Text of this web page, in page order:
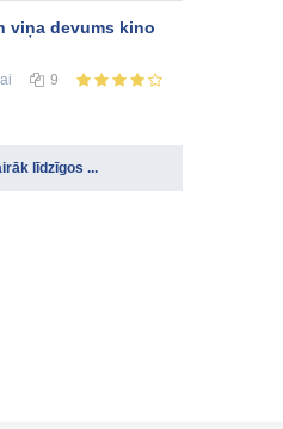
viņa devums kino
9
līdzīgos ...